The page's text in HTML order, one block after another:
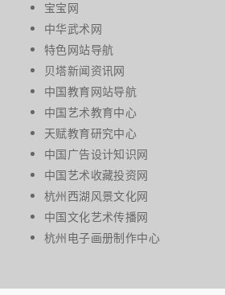
宝宝网
中华武术网
特色网站导航
贝塔新闻资讯网
中国教育网站导航
中国艺术教育中心
天赋教育研究中心
中国广告设计知识网
中国艺术收藏投资网
杭州西湖风景文化网
中国文化艺术传播网
杭州电子画册制作中心